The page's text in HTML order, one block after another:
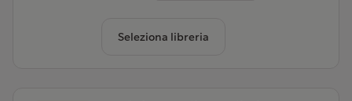
Seleziona libreria